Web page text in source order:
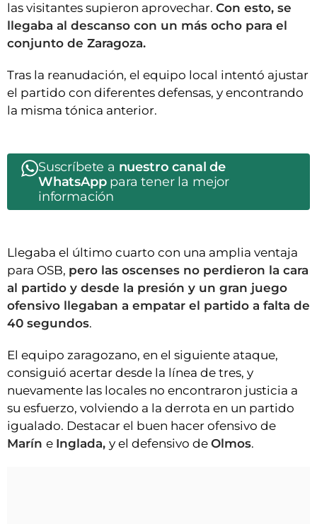
las visitantes supieron aprovechar. Con esto, se
llegaba al descanso con un más ocho para el
conjunto de Zaragoza.
Tras la reanudación, el equipo local intentó ajustar
el partido con diferentes defensas, y encontrando
la misma tónica anterior.
Suscríbete a nuestro canal de
WhatsApppara tener la mejor
información
Llegaba el último cuarto con una amplia ventaja
para OSB, pero las oscenses no perdieron la cara
al partido y desde la presión y un gran juego
ofensivo llegaban a empatar el partido a falta de
40 segundos.
El equipo zaragozano, en el siguiente ataque,
consiguió acertar desde la línea de tres, y
nuevamente las locales no encontraron justicia a
su esfuerzo, volviendo a la derrota en un partido
igualado. Destacar el buen hacer ofensivo de
Marín e Inglada, y el defensivo de Olmos.